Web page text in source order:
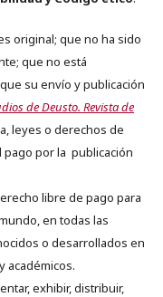
original; que no ha sido
que no está
su envío y publicación
de Deusto. Revista de
leyes o derechos de
por la publicación
libre de pago para
en todas las
o desarrollados en
académicos.
exhibir, distribuir,